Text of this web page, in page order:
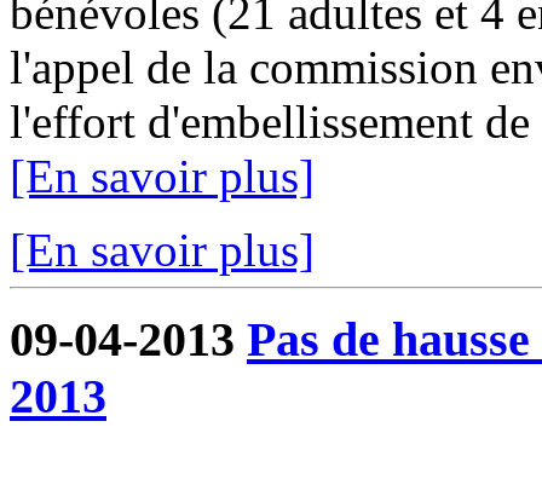
bénévoles (21 adultes et 4
l'appel de la commission
l'effort d'embellissement
[En savoir plus]
[En savoir plus]
09-04-2013 Pas de
2013